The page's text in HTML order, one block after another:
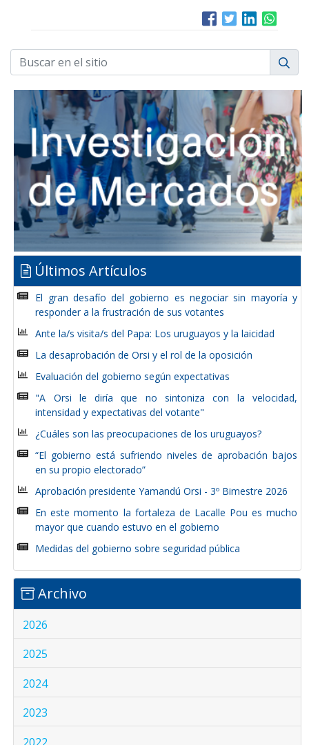
Últimos Artículos
El gran desafío del gobierno es negociar sin mayoría y
responder a la frustración de sus votantes
Ante la/s visita/s del Papa: Los uruguayos y la laicidad
La desaprobación de Orsi y el rol de la oposición
Evaluación del gobierno según expectativas
"A Orsi le diría que no sintoniza con la velocidad,
intensidad y expectativas del votante"
¿Cuáles son las preocupaciones de los uruguayos?
“El gobierno está sufriendo niveles de aprobación bajos
en su propio electorado”
Aprobación presidente Yamandú Orsi - 3º Bimestre 2026
En este momento la fortaleza de Lacalle Pou es mucho
mayor que cuando estuvo en el gobierno
Medidas del gobierno sobre seguridad pública
Archivo
2026
2025
2024
2023